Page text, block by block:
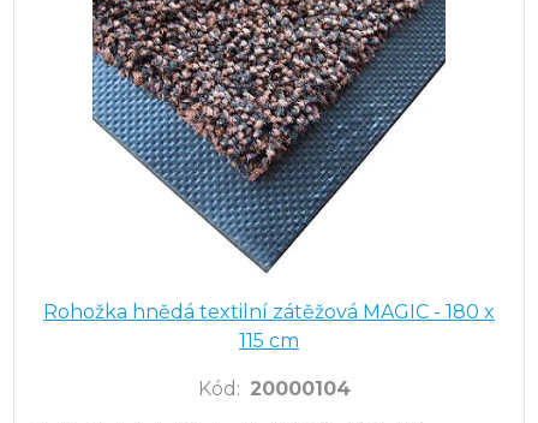
Rohožka hnědá textilní zátěžová MAGIC - 180 x
115 cm
Kód : 20000104